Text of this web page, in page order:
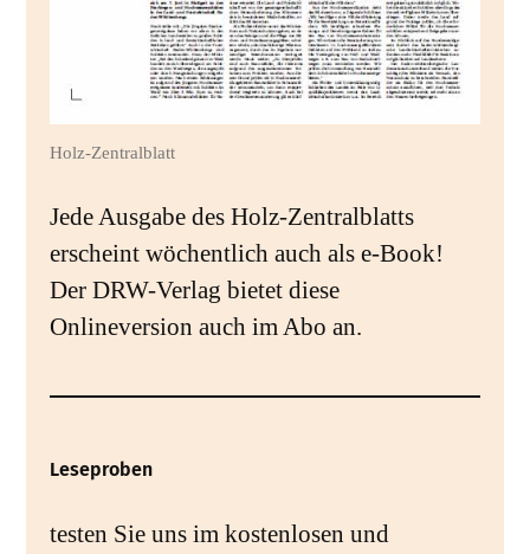
Holz-Zentralblatt
Jede Ausgabe des Holz-Zentralblatts
erscheint wöchentlich auch als e-Book!
Der DRW-Verlag bietet diese
Onlineversion auch im Abo an.
Leseproben
testen Sie uns im kostenlosen und